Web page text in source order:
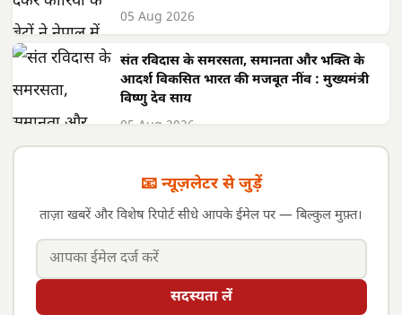
05 Aug 2026
संत रविदास के समरसता, समानता और भक्ति के
आदर्श विकसित भारत की मजबूत नींव : मुख्यमंत्री
विष्णु देव साय
05 Aug 2026
📧 न्यूज़लेटर से जुड़ें
ताज़ा खबरें और विशेष रिपोर्ट सीधे आपके ईमेल पर — बिल्कुल मुफ़्त।
सदस्यता लें